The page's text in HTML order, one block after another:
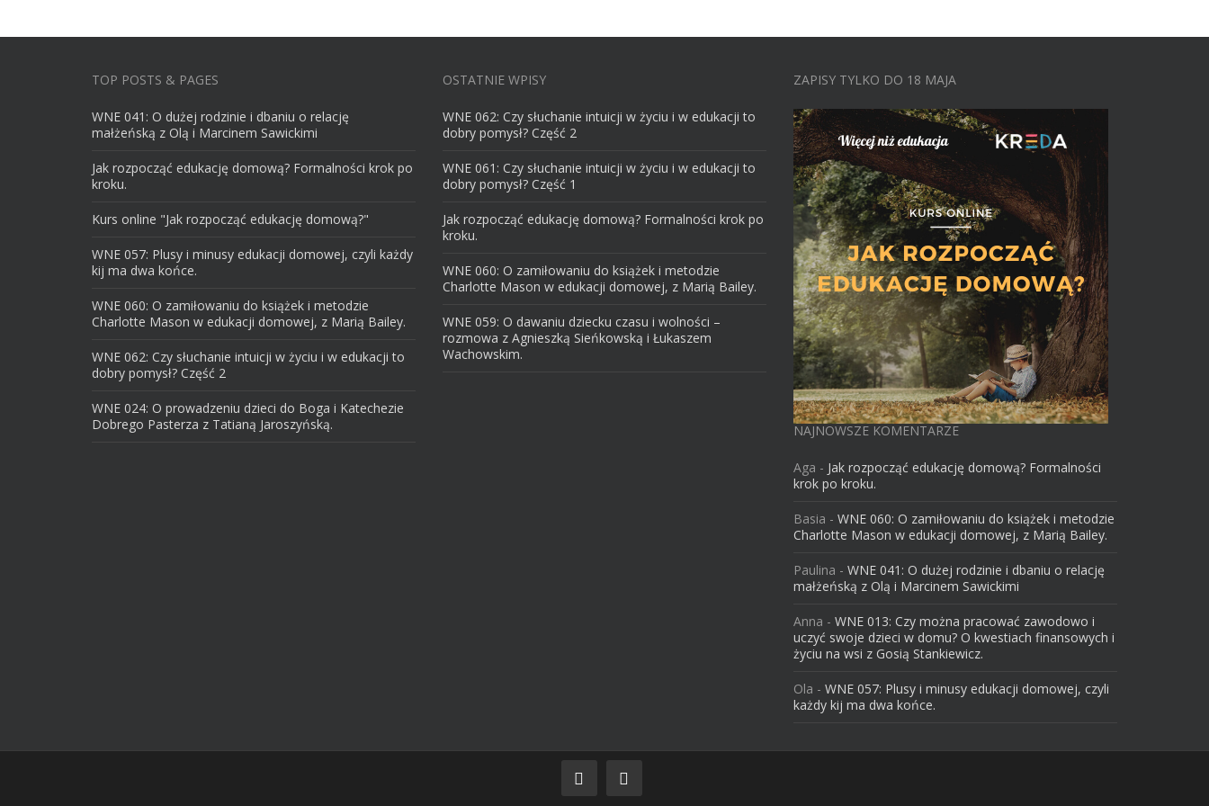
TOP POSTS & PAGES
WNE 041: O dużej rodzinie i dbaniu o relację
małżeńską z Olą i Marcinem Sawickimi
Jak rozpocząć edukację domową? Formalności krok po
kroku.
Kurs online "Jak rozpocząć edukację domową?"
WNE 057: Plusy i minusy edukacji domowej, czyli każdy
kij ma dwa końce.
WNE 060: O zamiłowaniu do książek i metodzie
Charlotte Mason w edukacji domowej, z Marią Bailey.
WNE 062: Czy słuchanie intuicji w życiu i w edukacji to
dobry pomysł? Część 2
WNE 024: O prowadzeniu dzieci do Boga i Katechezie
Dobrego Pasterza z Tatianą Jaroszyńską.
OSTATNIE WPISY
WNE 062: Czy słuchanie intuicji w życiu i w edukacji to
dobry pomysł? Część 2
WNE 061: Czy słuchanie intuicji w życiu i w edukacji to
dobry pomysł? Część 1
Jak rozpocząć edukację domową? Formalności krok po
kroku.
WNE 060: O zamiłowaniu do książek i metodzie
Charlotte Mason w edukacji domowej, z Marią Bailey.
WNE 059: O dawaniu dziecku czasu i wolności –
rozmowa z Agnieszką Sieńkowską i Łukaszem
Wachowskim.
ZAPISY TYLKO DO 18 MAJA
NAJNOWSZE KOMENTARZE
Aga - Jak rozpocząć edukację domową? Formalności
krok po kroku.
Basia - WNE 060: O zamiłowaniu do książek i metodzie
Charlotte Mason w edukacji domowej, z Marią Bailey.
Paulina - WNE 041: O dużej rodzinie i dbaniu o relację
małżeńską z Olą i Marcinem Sawickimi
Anna - WNE 013: Czy można pracować zawodowo i
uczyć swoje dzieci w domu? O kwestiach finansowych i
życiu na wsi z Gosią Stankiewicz.
Ola - WNE 057: Plusy i minusy edukacji domowej, czyli
każdy kij ma dwa końce.